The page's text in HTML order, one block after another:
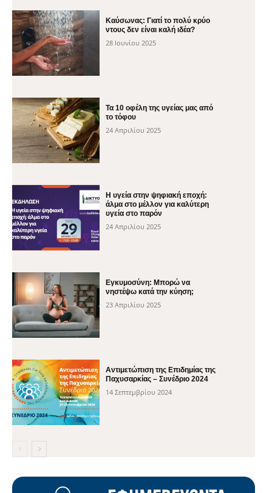
Καύσωνας: Γιατί το πολύ κρύο
ντους δεν είναι καλή ιδέα?
28 Ιουνίου 2025
Τα 10 οφέλη της υγείας μας από
το τόφου
24 Απριλίου 2025
H υγεία στην ψηφιακή εποχή:
άλμα στο μέλλον για καλύτερη
υγεία στο παρόν
24 Απριλίου 2025
Εγκυμοσύνη: Μπορώ να
νηστέψω κατά την κύηση;
23 Απριλίου 2025
Αντιμετώπιση της Επιδημίας της
Παχυσαρκίας – Συνέδριο 2024
14 Σεπτεμβρίου 2024